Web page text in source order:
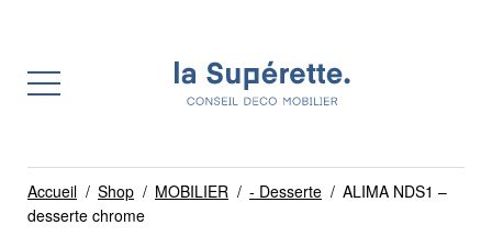
Accueil / Shop / MOBILIER / - Desserte / ALIMA NDS1 –
desserte chrome